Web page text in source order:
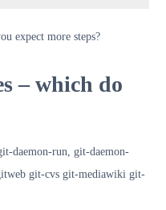
expect more steps?
– which do
git-cvs git-mediawiki git-